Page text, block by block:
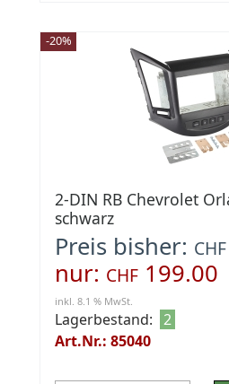
-20%
2-DIN RB Chevrolet
schwarz
Preis bisher: CHF
nur: CHF 199.00
inkl. 8.1 % MwSt.
Lagerbestand: 2
Art.Nr.: 85040